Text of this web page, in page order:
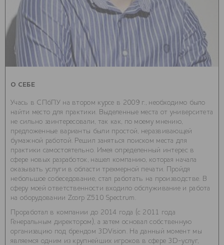
О СЕБЕ
Учась в СПбПУ на втором курсе в 2009 г., необходимо было
найти место для практики. Выделенные места от университета
не сильно заинтересовали, так как, по моему мнению,
предложенные варианты были простой, неразвивающей
бумажной работой. Решил заняться поиском места для
практики самостоятельно. Имея определенный интерес в
сфере новых разработок, нашел компанию, которая начала
оказывать услуги в области трехмерной печати. Пройдя
небольшое собеседование, стал работать на производстве. В
сферу моей ответственности входило обслуживание и работа
на оборудовании Zcorp Z510 Spectrum.
Проработал в компании до 2014 года (с 2011 года
Генеральным директором), а затем основал собственную
организацию под брендом 3DVision. На данный момент мы
являемся одним из крупнейших игроков в сфере 3D-услуг,